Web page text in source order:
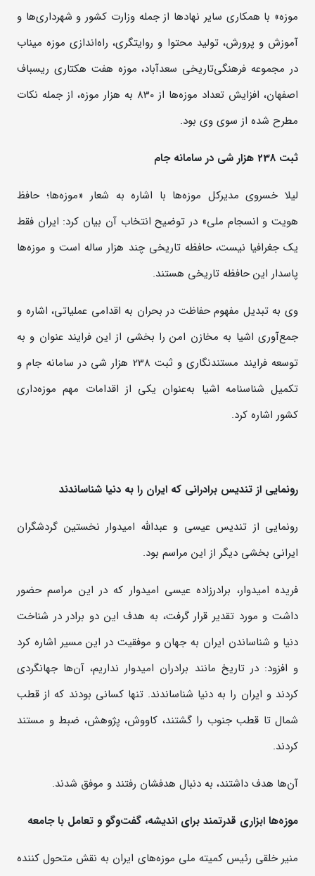
موزه» با همکاری سایر نهادها از جمله وزارت کشور و شهرداری‌ها و
آموزش و پرورش، تولید محتوا و روایتگری، راه‌اندازی موزه میناب
در مجموعه فرهنگی‌تاریخی سعدآباد، موزه هفت هکتاری ریسباف
اصفهان، افزایش تعداد موزه‌ها از 830 به هزار موزه، از جمله نکات
مطرح شده از سوی وی بود.
ثبت 238 هزار شی در سامانه جام
لیلا خسروی مدیرکل موزه‌ها با اشاره به شعار «موزه‌ها؛ حافظ
هویت و انسجام ملی» در توضیح انتخاب آن بیان کرد: ایران فقط
یک جغرافیا نیست، حافظه تاریخی چند هزار ساله است و موزه‌ها
پاسدار این حافظه تاریخی هستند.
وی به تبدیل مفهوم حفاظت در بحران به اقدامی عملیاتی، اشاره و
جمع‌آوری اشیا به مخازن امن را بخشی از این فرایند عنوان و به
توسعه فرایند مستندنگاری و ثبت 238 هزار شی در سامانه جام و
تکمیل شناسنامه اشیا به‌عنوان یکی از اقدامات مهم موزه‌داری
کشور اشاره کرد.
رونمایی از تندیس برادرانی که ایران را به دنیا شناساندند
رونمایی از تندیس عیسی و عبدالله امیدوار نخستین گردشگران
ایرانی بخشی دیگر از این مراسم بود.
فریده امیدوار، برادرزاده عیسی امیدوار که در این مراسم حضور
داشت و مورد تقدیر قرار گرفت، به هدف این دو برادر در شناخت
دنیا و شناساندن ایران به جهان و موفقیت در این مسیر اشاره کرد
و افزود: در تاریخ مانند برادران امیدوار نداریم، آن‌ها جهانگردی
کردند و ایران را به دنیا شناساندند. تنها کسانی بودند که از قطب
شمال تا قطب جنوب را گشتند، کاووش، پژوهش، ضبط و مستند
کردند.
آن‌ها هدف داشتند، به دنبال هدفشان رفتند و موفق شدند.
موزه‌ها ابزاری قدرتمند برای اندیشه، گفت‌وگو و تعامل با جامعه
منیر خلقی رئیس کمیته ملی موزه‌های ایران به نقش متحول کننده